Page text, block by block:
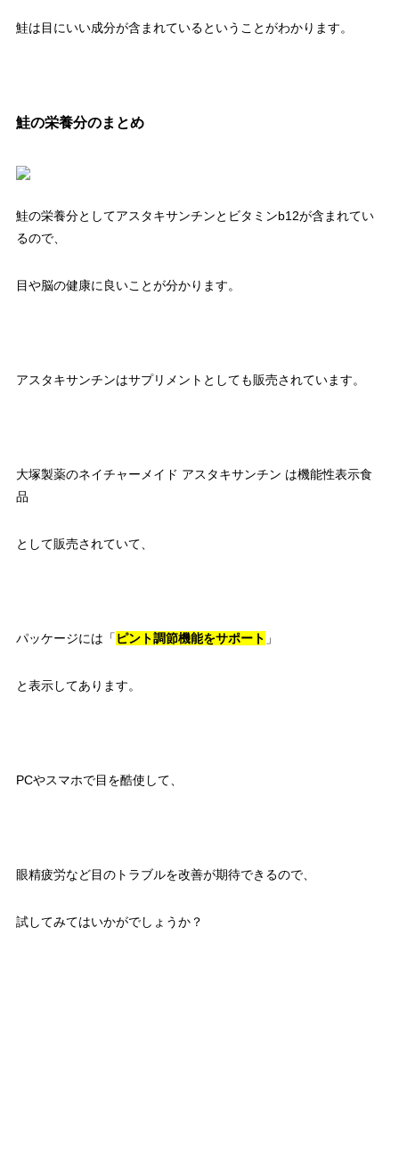
鮭は目にいい成分が含まれているということがわかります。
鮭の栄養分のまとめ
鮭の栄養分としてアスタキサンチンとビタミンb12が含まれてい
るので、
目や脳の健康に良いことが分かります。
アスタキサンチンはサプリメントとしても販売されています。
大塚製薬のネイチャーメイド アスタキサンチン は機能性表示食
品
として販売されていて、
パッケージには「 ピント調節機能をサポート 」
と表示してあります。
PCやスマホで目を酷使して、
眼精疲労など目のトラブルを改善が期待できるので、
試してみてはいかがでしょうか？